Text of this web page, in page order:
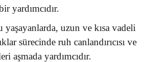
yardımcıdır.
uzun ve kısa vadeli
sürecinde ruh canlandırıcısı ve
aşmada yardımcıdır.